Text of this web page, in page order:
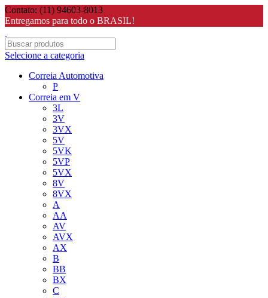
Contato: (11) 94603-8013
Entregamos para todo o BRASIL!
Selecione a categoria
Correia Automotiva
P
Correia em V
3L
3V
3VX
5V
5VK
5VP
5VX
8V
8VX
A
AA
AV
AVX
AX
B
BB
BX
C